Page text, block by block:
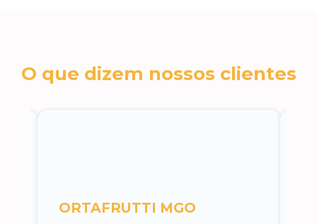
O que dizem nossos clientes
ORTAFRUTTI MGO